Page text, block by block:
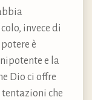
invece di
è
e la
Dio ci offre
tentazioni che